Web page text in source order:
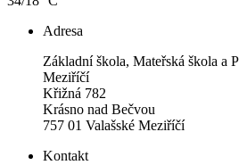
Adresa
Základní škola, Mateřská škola a
Meziříčí
Křižná 782
Krásno nad Bečvou
757 01 Valašské Meziříčí
Kontakt